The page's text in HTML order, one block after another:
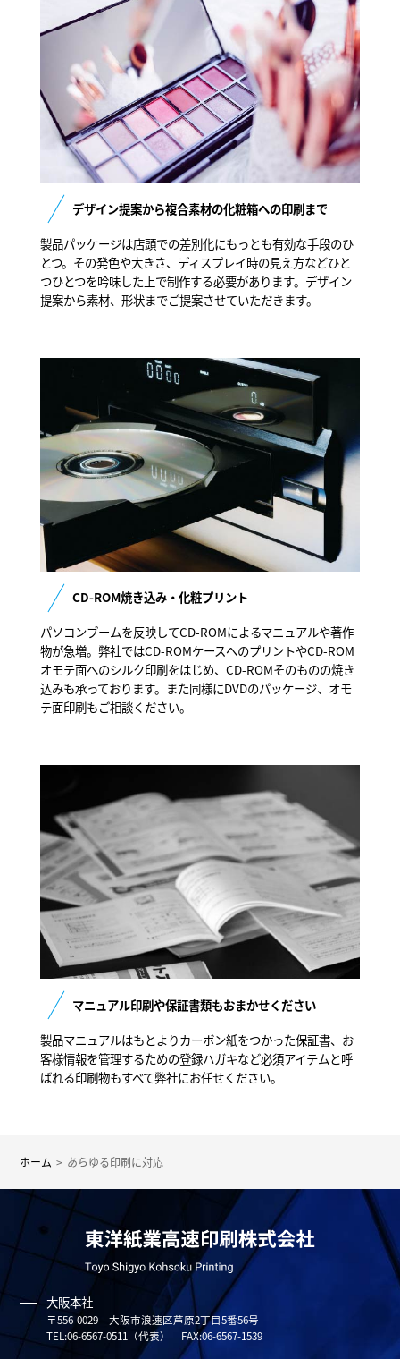
デザイン提案から複合素材の化粧箱への印刷まで
製品パッケージは店頭での差別化にもっとも有効な手段のひ
とつ。その発色や大きさ、ディスプレイ時の見え方などひと
つひとつを吟味した上で制作する必要があります。デザイン
提案から素材、形状までご提案させていただきます。
CD-ROM焼き込み・化粧プリント
パソコンブームを反映してCD-ROMによるマニュアルや著作
物が急増。弊社ではCD-ROMケースへのプリントやCD-ROM
オモテ面へのシルク印刷をはじめ、CD-ROMそのものの焼き
込みも承っております。また同様にDVDのパッケージ、オモ
テ面印刷もご相談ください。
マニュアル印刷や保証書類もおまかせください
製品マニュアルはもとよりカーボン紙をつかった保証書、お
客様情報を管理するための登録ハガキなど必須アイテムと呼
ばれる印刷物もすべて弊社にお任せください。
ホーム あらゆる印刷に対応
大阪本社
〒556-0029 大阪市浪速区芦原2丁目5番56号
TEL:06-6567-0511（代表） FAX:06-6567-1539